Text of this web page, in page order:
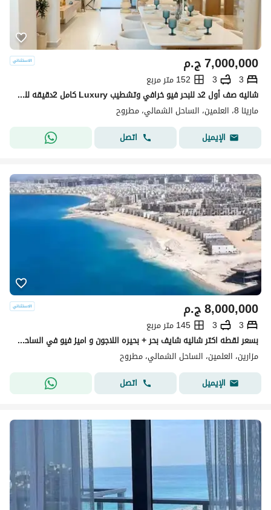
ج.م7,000,000
3
3
152 متر مربع
شاليه صف أول 2د للبحر فيو خرافي وتشطيب Luxury كامل 2دقيقه للبحر ولوكيشن خيالي بأرقى قرى الساحل الشمالي مع أسهل خطة سداد وخصوصية كاملة
مارينا 8، العلمين، الساحل الشمالي، مطروح
الإيميل
اتصل
ج.م8,000,000
3
3
145 متر مربع
بسعر لقطه اكتر شاليه شايف بحر + بحيره اللاجون و اميز فيو في الساحل صف اول تشطيب luxury وامكانيه التقسيط حتي اكبر عدد سنوات Mazarine دقايق مارينا8
مزارين، العلمين، الساحل الشمالي، مطروح
الإيميل
اتصل